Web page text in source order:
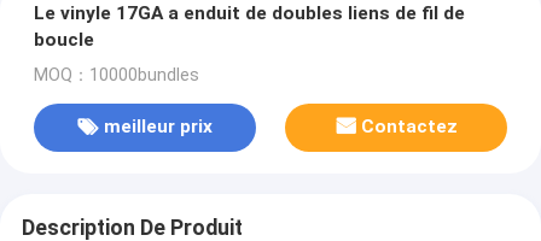
Le vinyle 17GA a enduit de doubles liens de fil de
boucle
MOQ：10000bundles
meilleur prix Contactez
Description De Produit